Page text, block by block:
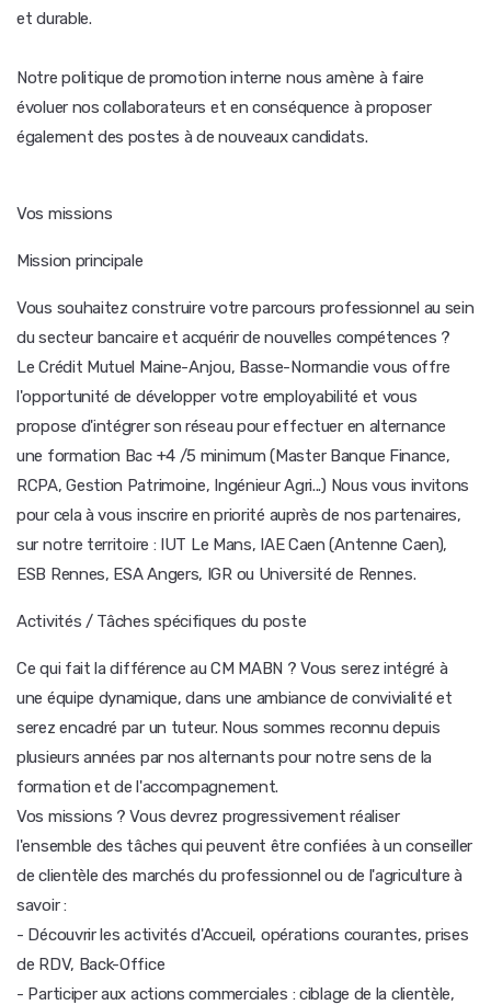
et durable.
Notre politique de promotion interne nous amène à faire
évoluer nos collaborateurs et en conséquence à proposer
également des postes à de nouveaux candidats.
Vos missions
Mission principale
Vous souhaitez construire votre parcours professionnel au sein
du secteur bancaire et acquérir de nouvelles compétences ?
Le Crédit Mutuel Maine-Anjou, Basse-Normandie vous offre
l'opportunité de développer votre employabilité et vous
propose d'intégrer son réseau pour effectuer en alternance
une formation Bac +4 /5 minimum (Master Banque Finance,
RCPA, Gestion Patrimoine, Ingénieur Agri...) Nous vous invitons
pour cela à vous inscrire en priorité auprès de nos partenaires,
sur notre territoire : IUT Le Mans, IAE Caen (Antenne Caen),
ESB Rennes, ESA Angers, IGR ou Université de Rennes.
Activités / Tâches spécifiques du poste
Ce qui fait la différence au CM MABN ? Vous serez intégré à
une équipe dynamique, dans une ambiance de convivialité et
serez encadré par un tuteur. Nous sommes reconnu depuis
plusieurs années par nos alternants pour notre sens de la
formation et de l'accompagnement.
Vos missions ? Vous devrez progressivement réaliser
l'ensemble des tâches qui peuvent être confiées à un conseiller
de clientèle des marchés du professionnel ou de l'agriculture à
savoir :
- Découvrir les activités d'Accueil, opérations courantes, prises
de RDV, Back-Office
- Participer aux actions commerciales : ciblage de la clientèle,